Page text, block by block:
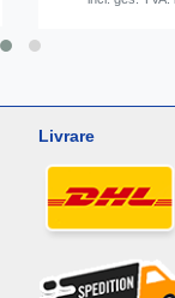
Livrare